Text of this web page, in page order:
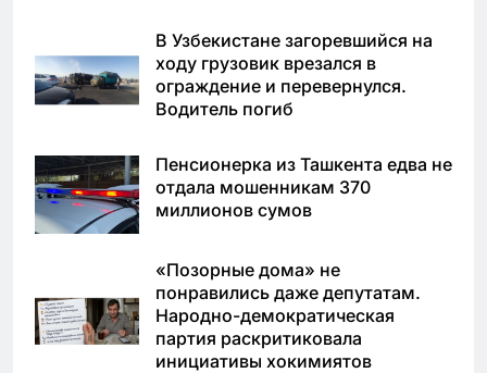
В Узбекистане загоревшийся на
ходу грузовик врезался в
ограждение и перевернулся.
Водитель погиб
Пенсионерка из Ташкента едва не
отдала мошенникам 370
миллионов сумов
«Позорные дома» не
понравились даже депутатам.
Народно-демократическая
партия раскритиковала
инициативы хокимиятов